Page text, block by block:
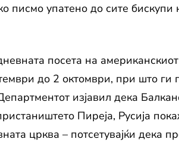
писмо упатено до сите бискупи
посета на
до 2 октомври, при што ги
изјавил дека
Пиреја, Русија
црква – потсетувајќи дека